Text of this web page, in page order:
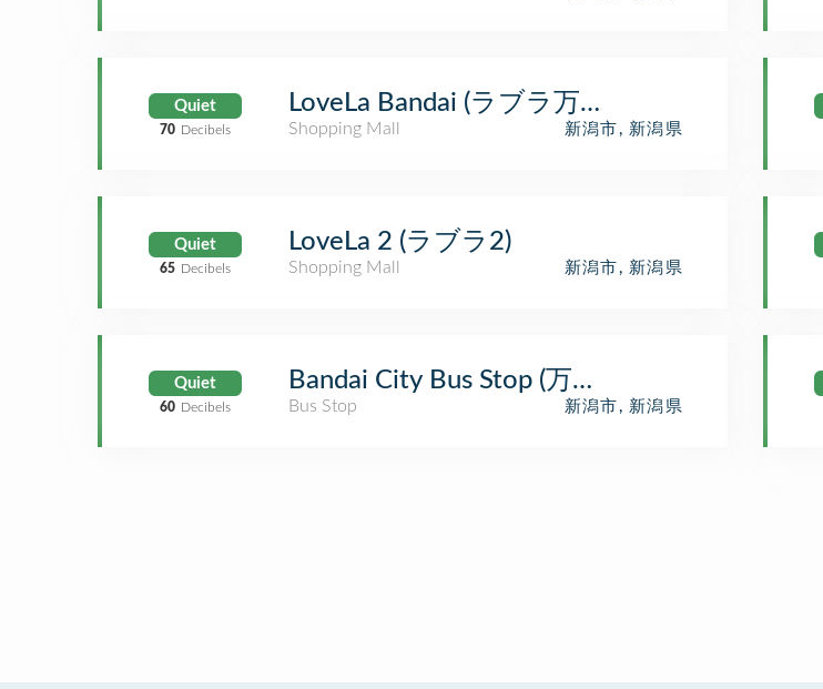
Quiet
70 Decibels
LoveLa Bandai (ラブラ万代)
Shopping Mall 新潟市, 新潟県
Quiet
65 Decibels
LoveLa 2 (ラブラ2)
Shopping Mall 新潟市, 新潟県
Quiet
60 Decibels
Bandai City Bus Stop (万代シテイバス停)
Bus Stop 新潟市, 新潟県